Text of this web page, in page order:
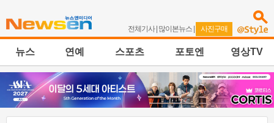
전체기사| 많이본뉴스 | 사진구매
뉴스 연예 스포츠 포토엔 영상TV